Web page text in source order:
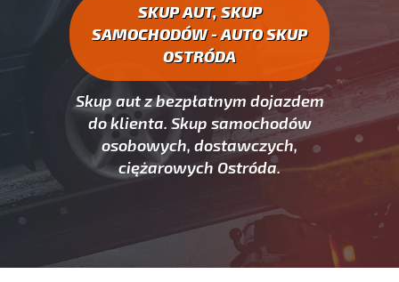
SKUP AUT, SKUP
SAMOCHODÓW - AUTO SKUP
OSTRÓDA
Skup aut z bezpłatnym dojazdem
do klienta. Skup samochodów
osobowych, dostawczych,
ciężarowych Ostróda.